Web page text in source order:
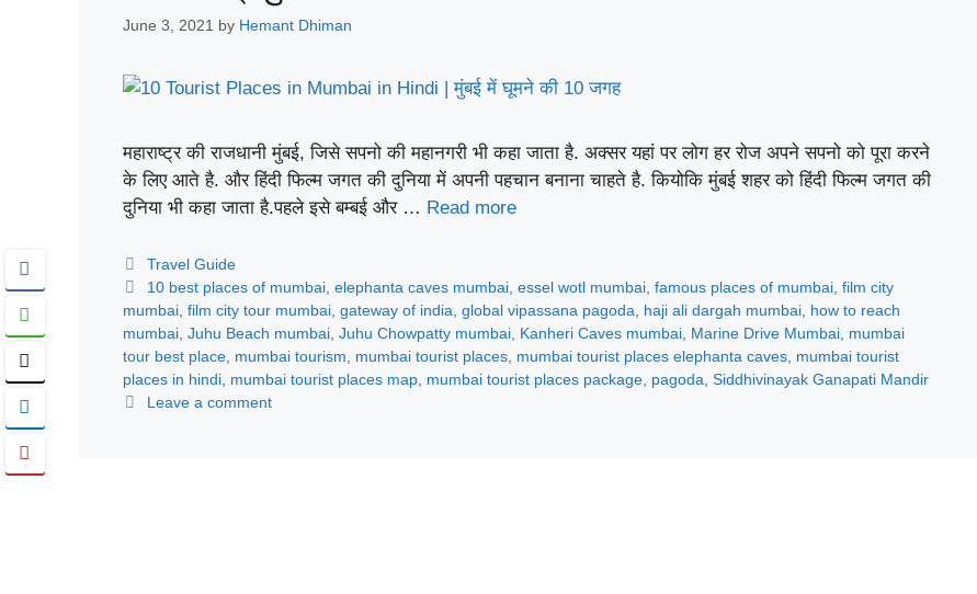
June 3, 2021 by Hemant Dhiman
महाराष्ट्र की राजधानी मुंबई, जिसे सपनो की महानगरी भी कहा जाता है. अक्सर यहां पर लोग हर रोज अपने सपनो को पूरा करने
के लिए आते है. और हिंदी फिल्म जगत की दुनिया में अपनी पहचान बनाना चाहते है. कियोकि मुंबई शहर को हिंदी फिल्म जगत की
दुनिया भी कहा जाता है.पहले इसे बम्बई और … Read more
Categories
Travel Guide
Tags
10 best places of mumbai, elephanta caves mumbai, essel wotl mumbai, famous places of mumbai, film city
mumbai film city tour mumbai gateway of india global vipassana pagoda haji ali dargah mumbai how to reach
mumbai Juhu Beach mumbai Juhu Chowpatty mumbai Kanheri Caves mumbai Marine Drive Mumbai mumbai
tour best place mumbai tourism mumbai tourist places mumbai tourist places elephanta caves mumbai tourist
places in hindi mumbai tourist places map mumbai tourist places package pagoda Siddhivinayak Ganapati Mandir
Leave a comment